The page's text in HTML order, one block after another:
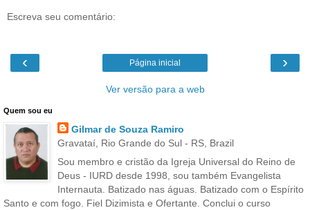
Escreva seu comentário:
‹ ›
Página inicial
Ver versão para a web
Quem sou eu
Gilmar de Souza Ramiro
Gravataí, Rio Grande do Sul - RS, Brazil
Sou membro e cristão da Igreja Universal do Reino de
Deus - IURD desde 1998, sou também Evangelista
Internauta. Batizado nas águas. Batizado com o Espírito
Santo e com fogo. Fiel Dizimista e Ofertante. Conclui o curso